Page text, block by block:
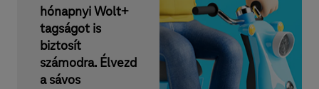
hónapnyi Wolt+
tagságot is
biztosít
számodra. Élvezd
a sávos